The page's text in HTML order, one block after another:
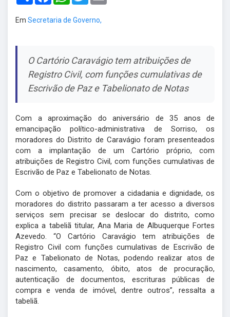
Em Secretaria de Governo,
O Cartório Caravágio tem atribuições de
Registro Civil, com funções cumulativas de
Escrivão de Paz e Tabelionato de Notas
Com a aproximação do aniversário de 35 anos de
emancipação político-administrativa de Sorriso, os
moradores do Distrito de Caravágio foram presenteados
com a implantação de um Cartório próprio, com
atribuições de Registro Civil, com funções cumulativas de
Escrivão de Paz e Tabelionato de Notas.
Com o objetivo de promover a cidadania e dignidade, os
moradores do distrito passaram a ter acesso a diversos
serviços sem precisar se deslocar do distrito, como
explica a tabeliã titular, Ana Maria de Albuquerque Fortes
Azevedo. “O Cartório Caravágio tem atribuições de
Registro Civil com funções cumulativas de Escrivão de
Paz e Tabelionato de Notas, podendo realizar atos de
nascimento, casamento, óbito, atos de procuração,
autenticação de documentos, escrituras públicas de
compra e venda de imóvel, dentre outros”, ressalta a
tabeliã.